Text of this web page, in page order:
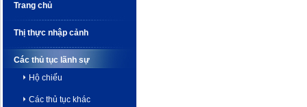
Trang chủ
Thị thực nhập cảnh
Các thủ tục lãnh sự
Hộ chiếu
Các thủ tục khác